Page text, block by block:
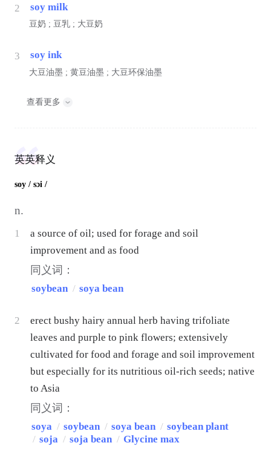
2 soy milk
豆奶 ; 豆乳 ; 大豆奶
3 soy ink
大豆油墨 ; 黄豆油墨 ; 大豆环保油墨
查看更多
英英释义
soy / sɔi /
n.
1
a source of oil; used for forage and soil
improvement and as food
同义词：
soybean / soya bean
2
erect bushy hairy annual herb having trifoliate
leaves and purple to pink flowers; extensively
cultivated for food and forage and soil improvement
but especially for its nutritious oil-rich seeds; native
to Asia
同义词：
soya / soybean / soya bean / soybean plant
/ soja / soja bean / Glycine max